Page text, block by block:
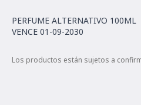
PERFUME ALTERNATIVO 100ML
VENCE 01-09-2030
Los productos están sujetos a